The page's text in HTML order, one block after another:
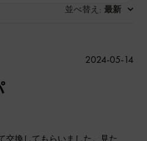
並べ替え : 最新
交換してもらいました。見た
公
2024-05-14